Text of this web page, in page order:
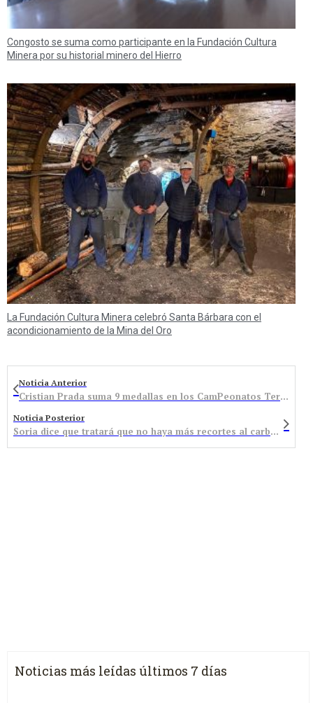
Congosto se suma como participante en la Fundación Cultura
Minera por su historial minero del Hierro
La Fundación Cultura Minera celebró Santa Bárbara con el
acondicionamiento de la Mina del Oro
Noticia Anterior
Cristian Prada suma 9 medallas en los CamPeonatos Territoriales Junior y Absoluto
Noticia Posterior
Soria dice que tratará que no haya más recortes al carbón y se mantiene inflexible en su postura
Noticias más leídas últimos 7 días